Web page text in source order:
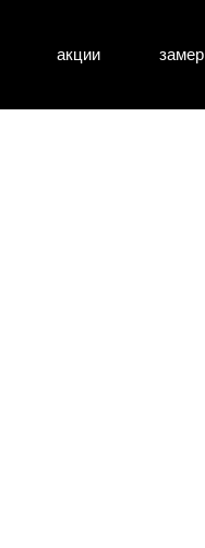
акции замер